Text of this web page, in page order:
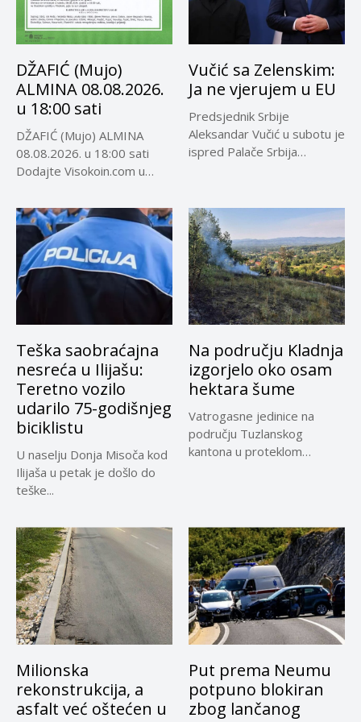
DŽAFIĆ (Mujo)
ALMINA 08.08.2026.
u 18:00 sati
DŽAFIĆ (Mujo) ALMINA
08.08.2026. u 18:00 sati
Dodajte Visokoin.com u
Vučić sa Zelenskim:
Ja ne vjerujem u EU
Predsjednik Srbije
Aleksandar Vučić u subotu je
ispred Palače Srbija
Teška saobraćajna
nesreća u Ilijašu:
Teretno vozilo
udarilo 75-godišnjeg
biciklistu
U naselju Donja Misoča kod
Ilijaša u petak je došlo do
teške...
Na području Kladnja
izgorjelo oko osam
hektara šume
Vatrogasne jedinice na
području Tuzlanskog
kantona u proteklom
Milionska
rekonstrukcija, a
asfalt već oštećen u
Put prema Neumu
potpuno blokiran
zbog lančanog